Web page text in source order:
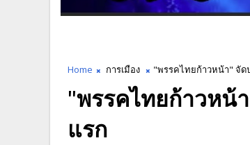
Home การเมือง "พรรคไทยก้าวหน้า" จั
"พรรคไทยก้าวหน้
แรก